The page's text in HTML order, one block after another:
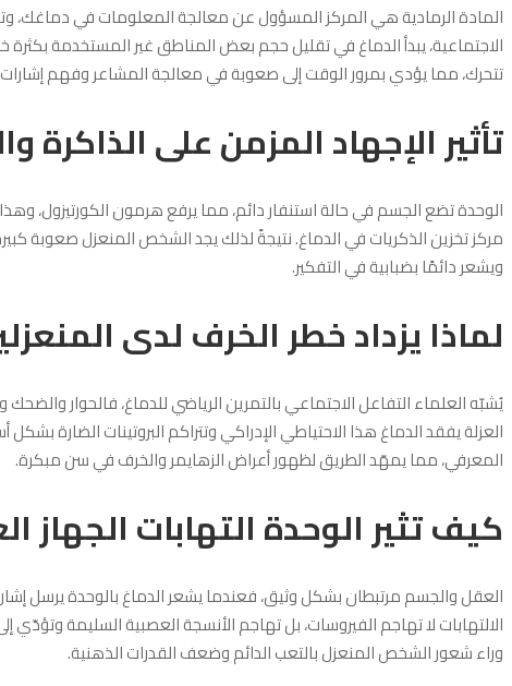
المادة الرمادية هي المركز المسؤول عن معالجة المعلومات في دماغك،
الاجتماعية، يبدأ الدماغ في تقليل حجم بعض المناطق غير المستخدمة
تتحرك، مما يؤدي بمرور الوقت إلى صعوبة في معالجة المشاعر وفهم إشارات
تأثير الإجهاد المزمن على الذاكرة
الوحدة تضع الجسم في حالة استنفار دائم، مما يرفع هرمون الكورتيزول،
مركز تخزين الذكريات في الدماغ. نتيجةً لذلك يجد الشخص المنعزل صعوبة
ويشعر دائمًا بضبابية في التفكير.
لماذا يزداد خطر الخرف لدى
يُشبّه العلماء التفاعل الاجتماعي بالتمرين الرياضي للدماغ، فالحوار
العزلة يفقد الدماغ هذا الاحتياطي الإدراكي وتتراكم البروتينات الضارة
المعرفي، مما يمهّد الطريق لظهور أعراض الزهايمر والخرف في سن مبكرة.
كيف تثير الوحدة التهابات الجهاز
العقل والجسم مرتبطان بشكل وثيق، فعندما يشعر الدماغ بالوحدة يرسل
الالتهابات لا تهاجم الفيروسات، بل تهاجم الأنسجة العصبية السليمة
وراء شعور الشخص المنعزل بالتعب الدائم وضعف القدرات الذهنية.